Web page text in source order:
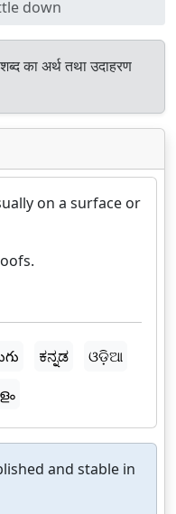
down
शब्द का अर्थ तथा उदाहरण
on a surface or
ಕನ್ನಡ
ଓଡ଼ିଆ
and stable in